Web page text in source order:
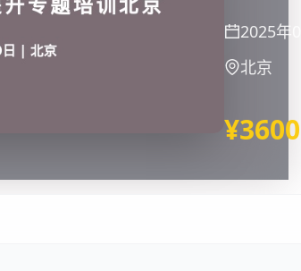
2025年
北京